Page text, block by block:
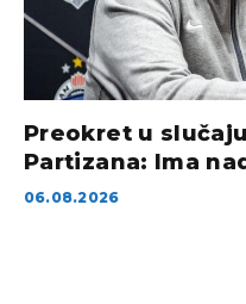
Preokret u
Partizana: Ima
06.08.2026